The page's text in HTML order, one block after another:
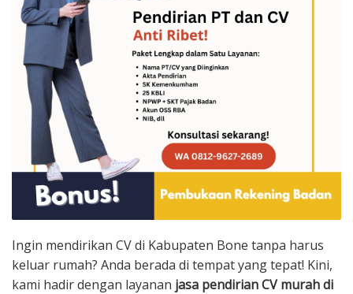
Ingin mendirikan CV di Kabupaten Bone tanpa harus
keluar rumah? Anda berada di tempat yang tepat! Kini,
kami hadir dengan layanan jasa pendirian CV murah di